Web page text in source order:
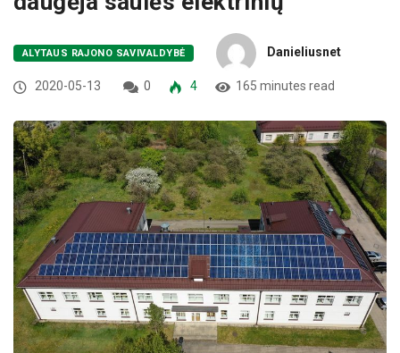
ALYTAUS RAJONO SAVIVALDYBĖ Danieliusnet
2020-05-13 0 4 165 minutes read